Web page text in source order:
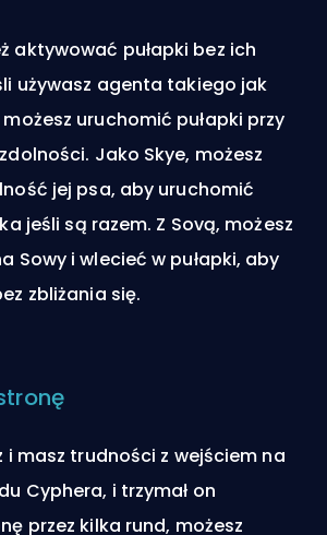
aktywować pułapki bez ich
używasz agenta takiego jak
możesz uruchomić pułapki przy
Jako Skye, możesz
jej psa, aby uruchomić
jeśli są razem. Z Sovą, możesz
Sowy i wlecieć w pułapki, aby
zbliżania się.
i masz trudności z wejściem na
Cyphera, i trzymał on
przez kilka rund, możesz